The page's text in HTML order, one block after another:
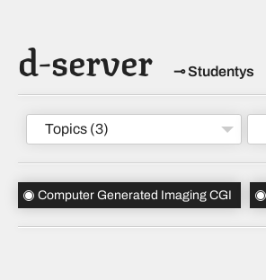
d-server Studentys
Topics (3)
Computer Generated Imaging CGI